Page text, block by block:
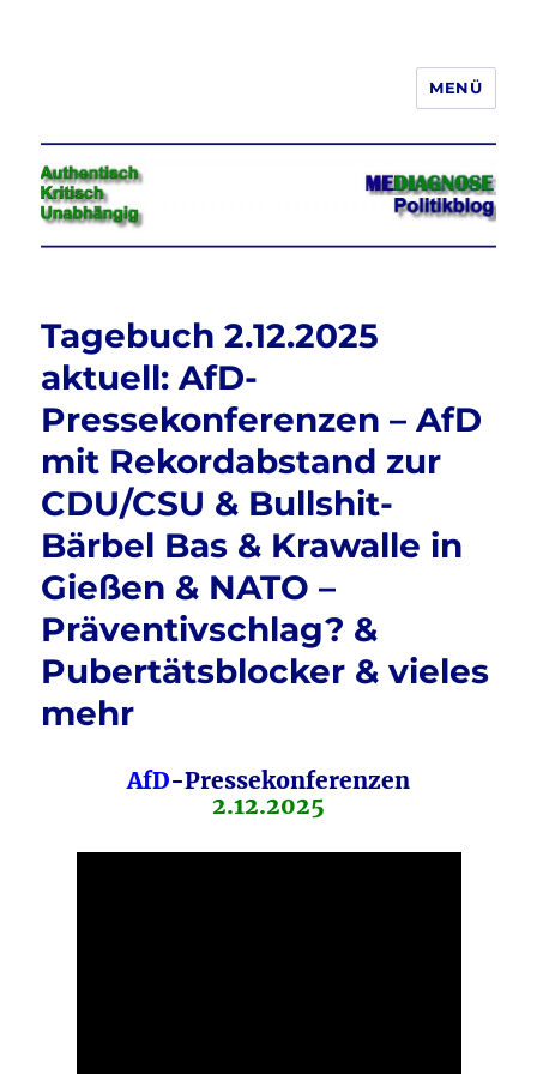
Jeder hat das Recht, seine
Meinung in Wort, Schrift und Bild
frei zu äußern und zu verbreiten
MENÜ
Tagebuch 2.12.2025
aktuell: AfD-
Pressekonferenzen – AfD
mit Rekordabstand zur
CDU/CSU & Bullshit-
Bärbel Bas & Krawalle in
Gießen & NATO –
Präventivschlag? &
Pubertätsblocker & vieles
mehr
AfD-Pressekonferenzen
2.12.2025